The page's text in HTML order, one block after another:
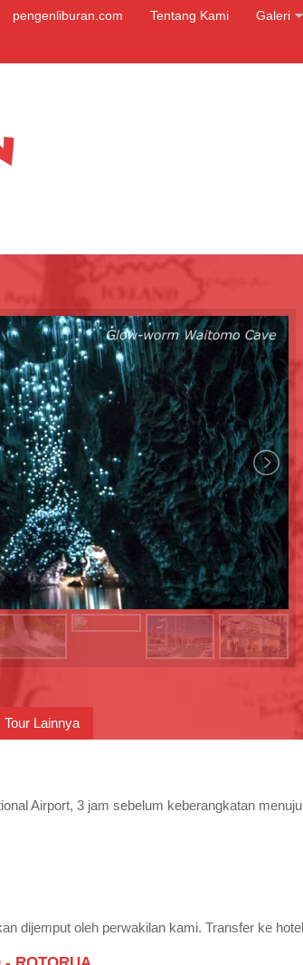
pengenliburan.com Tentang Kami Galeri
Tour Lainnya
Airport, 3 jam sebelum keberangkatan
dijemput oleh perwakilan kami. Transfer ke